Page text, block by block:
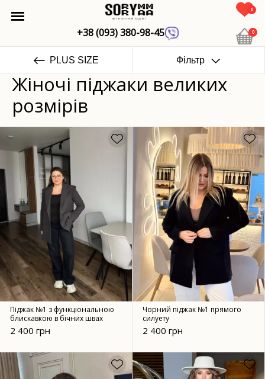
+38 (093) 380-98-45
0
0
PLUS SIZE Фільтр
Жіночі піджаки великих
розмірів
Піджак №1 з функціональною
блискавкою в бічних швах
2 400 грн
Чорний піджак №1 прямого
силуету
2 400 грн